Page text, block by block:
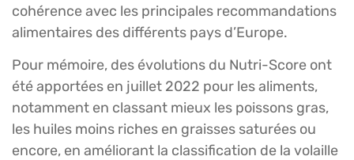
cohérence avec les principales recommandations
alimentaires des différents pays d’Europe.
Pour mémoire, des évolutions du Nutri-Score ont
été apportées en juillet 2022 pour les aliments,
notamment en classant mieux les poissons gras,
les huiles moins riches en graisses saturées ou
encore, en améliorant la classification de la volaille